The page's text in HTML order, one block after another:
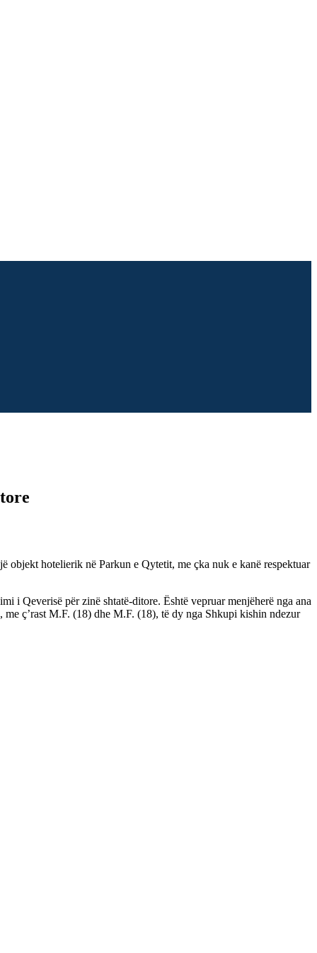
objekt hotelierik në Parkun e Qytetit, me çka nuk e kanë respektuar
i Qeverisë për zinë shtatë-ditore. Është vepruar menjëherë nga ana
me ç’rast M.F. (18) dhe М.F. (18), të dy nga Shkupi kishin ndezur